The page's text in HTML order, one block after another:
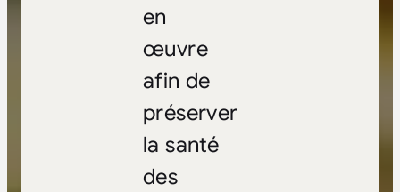
en
œuvre
afin de
préserver
la santé
des